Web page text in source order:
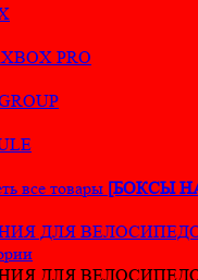
PRO
все товары [БОКСЫ
ДЛЯ
ДЛЯ